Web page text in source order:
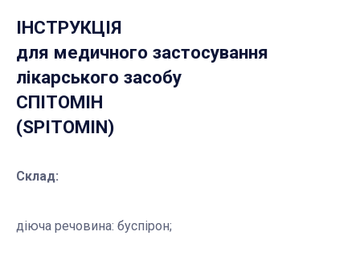
ІНСТРУКЦІЯ
для медичного застосування
лікарського засобу
СПІТОМІН
(SPITOMIN)
Склад:
діюча речовина: буспірон;